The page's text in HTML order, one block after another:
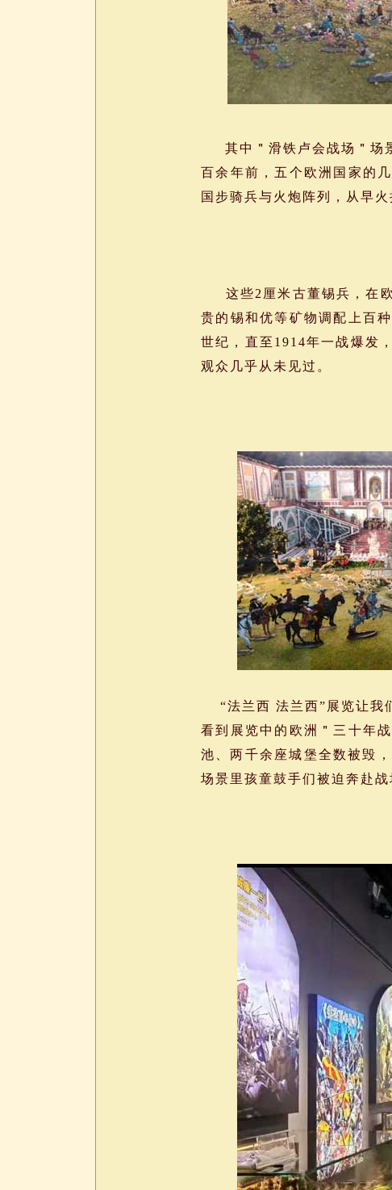
其中＂滑铁卢会战场＂场
百余年前，五个欧洲国家的
国步骑兵与火炮阵列，从早
这些2厘米古董锡兵，在欧
贵的锡和优等矿物调配上百
世纪，直至1914年一战爆发
观众几乎从未见过。
“法兰西 法兰西”展览让我
看到展览中的欧洲＂三十年
池、两千余座城堡全数被毁
场景里孩童鼓手们被迫奔